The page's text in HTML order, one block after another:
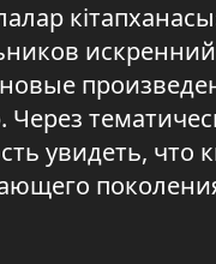
Через
увидеть, что